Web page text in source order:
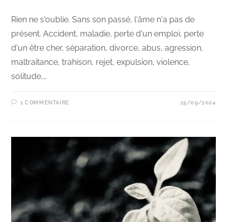
Rien ne s'oublie. Sans son passé, l'âme n'a pas de
présent. Accident, maladie, perte d'un emploi, perte
d'un être cher, séparation, divorce, abus, agression,
maltraitance, trahison, rejet, expulsion, violence,
solitude,…
1 COMMENTAIRE 25/09/2024